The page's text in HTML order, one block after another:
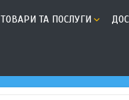
ТОВАРИ ТА ПОСЛУГИ